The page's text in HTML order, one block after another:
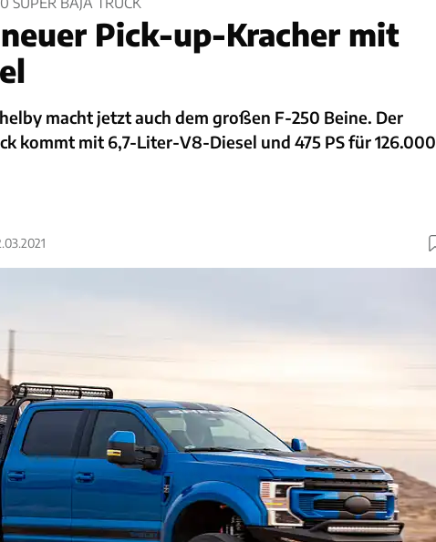
Pick-up-Kracher mit
macht jetzt auch dem großen F-250 Beine. Der
kommt mit 6,7-Liter-V8-Diesel und 475 PS für 126.000